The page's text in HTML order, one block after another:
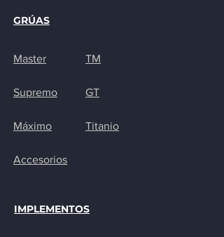
GRÚAS
Master
Supremo
Máximo
Accesorios
TM
GT
Titanio
IMPLEMENTOS